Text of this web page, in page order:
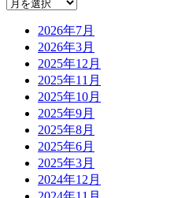
2026年7月
2026年3月
2025年12月
2025年11月
2025年10月
2025年9月
2025年8月
2025年6月
2025年3月
2024年12月